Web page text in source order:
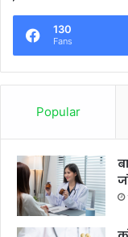
130
Fans
Popular